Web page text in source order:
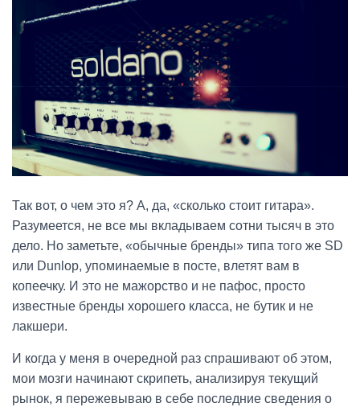
Так вот, о чем это я? А, да, «сколько стоит гитара».
Разумеется, не все мы вкладываем сотни тысяч в это
дело. Но заметьте, «обычные бренды» типа того же SD
или Dunlop, упоминаемые в посте, влетят вам в
копеечку. И это не мажорство и не пафос, просто
известные бренды хорошего класса, не бутик и не
лакшери.
И когда у меня в очередной раз спрашивают об этом,
мои мозги начинают скрипеть, анализируя текущий
рынок, я пережевываю в себе последние сведения о